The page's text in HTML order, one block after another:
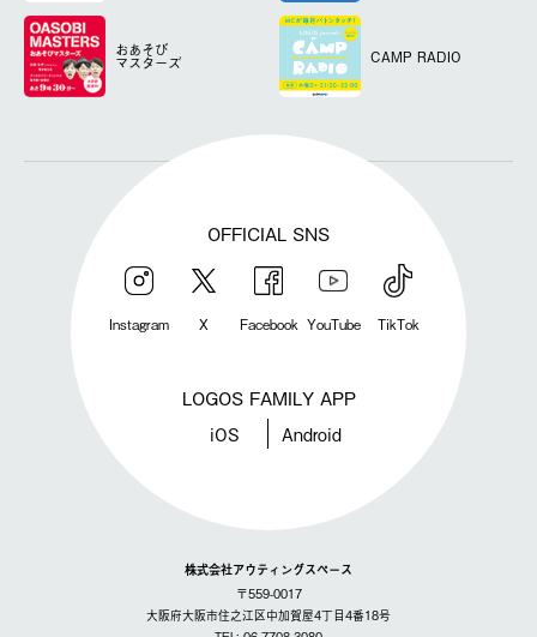
おあそび
マスターズ CAMP RADIO
OFFICIAL SNS
Instagram X Facebook YouTube TikTok
LOGOS FAMILY APP
iOS Android
株式会社アウティングスペース
〒559-0017
大阪府大阪市住之江区中加賀屋4丁目4番18号